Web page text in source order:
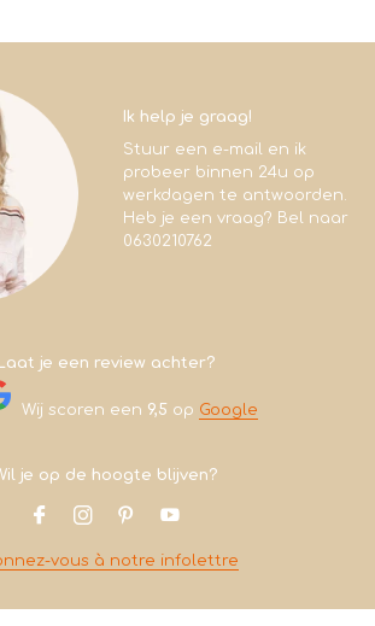
Ik help je graag!
Stuur een e-mail en ik
probeer binnen 24u op
werkdagen te antwoorden.
Heb je een vraag? Bel naar
0630210762
Laat je een review achter?
Wij scoren een 9,5 op Google
je op de hoogte blijven?
vous à notre infolettre